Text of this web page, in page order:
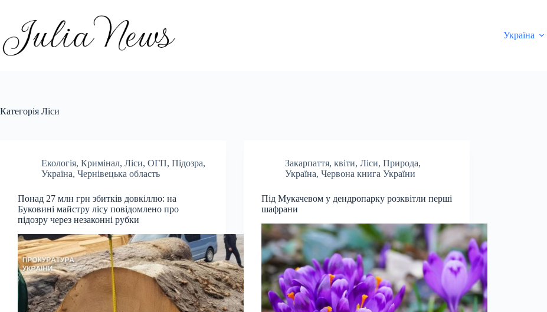
вмісту
Україна
Категорія Ліси
Екологія, Кримінал, Ліси, ОГП, Підозра,
Україна, Чернівецька область
Понад 27 млн грн збитків довкіллю: на
Буковині майстру лісу повідомлено про
підозру через незаконні рубки
Закарпаття,квіти,Ліси,Природа,
Україна,Червона книга України
Під Мукачевом у дендропарку розквітли перші
шафрани